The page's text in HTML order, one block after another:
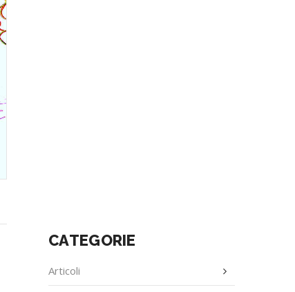
CATEGORIE
Articoli